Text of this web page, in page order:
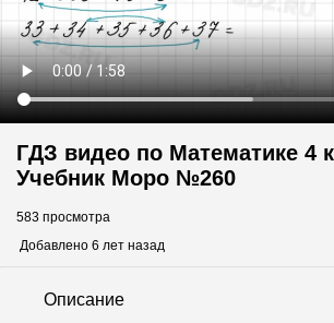
ГДЗ видео по Математике 4
Учебник Моро №260
583 просмотра
Добавлено 6 лет назад
Описание